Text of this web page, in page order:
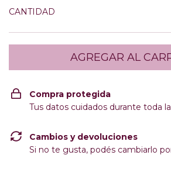
CANTIDAD
Compra protegida
Tus datos cuidados durante toda
Cambios y devoluciones
Si no te gusta, podés cambiarlo